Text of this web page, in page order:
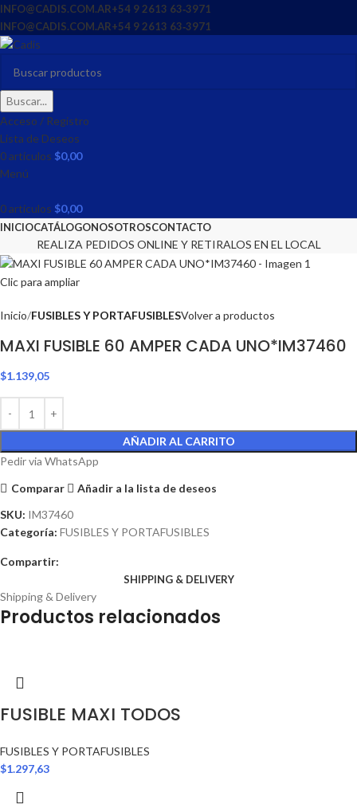
INFO@CADIS.COM.AR‪+54 9 2613 63‑3971‬
INFO@CADIS.COM.AR‪+54 9 2613 63‑3971‬
Buscar...
Acceso / Registro
Lista de Deseos
0artículos $0,00
Menú
0artículos $0,00
INICIOCATÁLOGONOSOTROSCONTACTO
REALIZA PEDIDOS ONLINE Y RETIRALOS EN EL LOCAL
Clic para ampliar
Inicio FUSIBLES Y PORTAFUSIBLESVolver a productos
MAXI FUSIBLE 60 AMPER CADA UNO*IM37460
$1.139,05
AÑADIR AL CARRITO
Pedir via WhatsApp
Comparar
Añadir a la lista de deseos
SKU: IM37460
Categoría: FUSIBLES Y PORTAFUSIBLES
Compartir:
SHIPPING & DELIVERY
Shipping & Delivery
Productos relacionados
FUSIBLE MAXI TODOS
FUSIBLES Y PORTAFUSIBLES
$1.297,63